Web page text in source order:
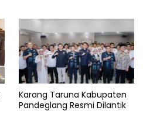
Karang Taruna Kabupaten
Pandeglang Resmi Dilantik